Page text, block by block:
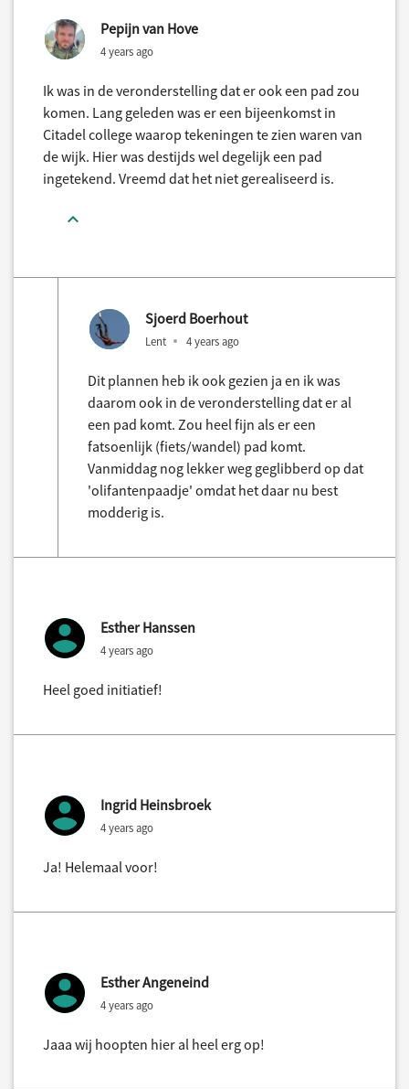
Pepijn van Hove
4 years ago
Ik was in de veronderstelling dat er ook een pad zou
komen. Lang geleden was er een bijeenkomst in
Citadel college waarop tekeningen te zien waren van
de wijk. Hier was destijds wel degelijk een pad
ingetekend. Vreemd dat het niet gerealiseerd is.
Sjoerd Boerhout
Lent 4 years ago
Dit plannen heb ik ook gezien ja en ik was
daarom ook in de veronderstelling dat er al
een pad komt. Zou heel fijn als er een
fatsoenlijk (fiets/wandel) pad komt.
Vanmiddag nog lekker weg geglibberd op dat
'olifantenpaadje' omdat het daar nu best
modderig is.
Esther Hanssen
4 years ago
Heel goed initiatief!
Ingrid Heinsbroek
4 years ago
Ja! Helemaal voor!
Esther Angeneind
4 years ago
Jaaa wij hoopten hier al heel erg op!